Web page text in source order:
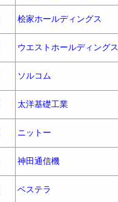
桧家ホールディングス
ウエストホールディングス
ソルコム
太洋基礎工業
ニットー
神田通信機
ベステラ